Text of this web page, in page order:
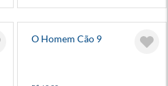
O Homem Cão 9